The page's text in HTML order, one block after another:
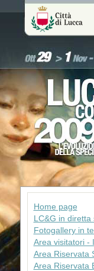
Home page
LC&G in diretta
Fotogallery in
Area visitatori -
Area Riservata
Area Riservata